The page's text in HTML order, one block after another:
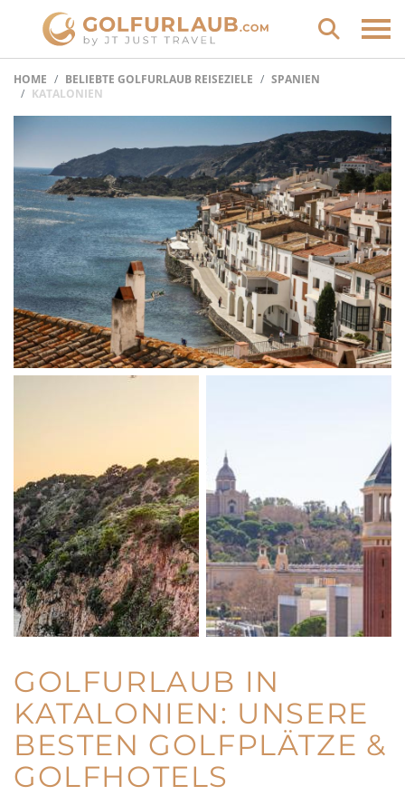
HOME BELIEBTE GOLFURLAUB REISEZIELE
SPANIEN
KATALONIEN
GOLFURLAUB IN
KATALONIEN: UNSERE
BESTEN GOLFPLÄTZE &
GOLFHOTELS